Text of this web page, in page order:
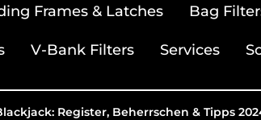
Frames & Latches Bag
V-Bank Filters Services
Register, Beherrschen & Tipps